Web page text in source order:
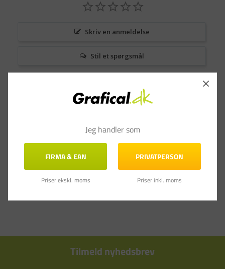
Skriv en anmeldelse
Stil et spørgsmål
Tilmeld nyhedsbrev
Jeg handler som
FIRMA & EAN
Priser ekskl. moms
PRIVATPERSON
Priser inkl. moms